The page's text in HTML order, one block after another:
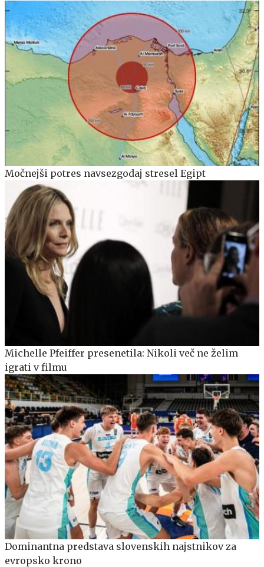
Močnejši potres navsezgodaj stresel Egipt
Michelle Pfeiffer presenetila: Nikoli več ne želim
igrati v filmu
Dominantna predstava slovenskih najstnikov za
evropsko krono